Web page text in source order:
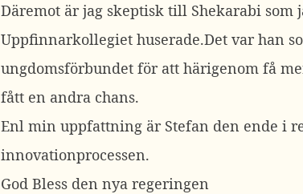
Däremot är jag skeptisk till Shekarabi
Uppfinnarkollegiet huserade.Det var han
ungdomsförbundet för att härigenom få
fått en andra chans.
Enl min uppfattning är Stefan den ende i
innovationprocessen.
God Bless den nya regeringen